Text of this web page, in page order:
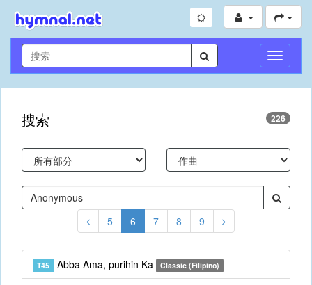
切
換
導
搜索 226
5 6 7 8 9
T45 Abba Ama, purihin Ka Classic (Filipino)